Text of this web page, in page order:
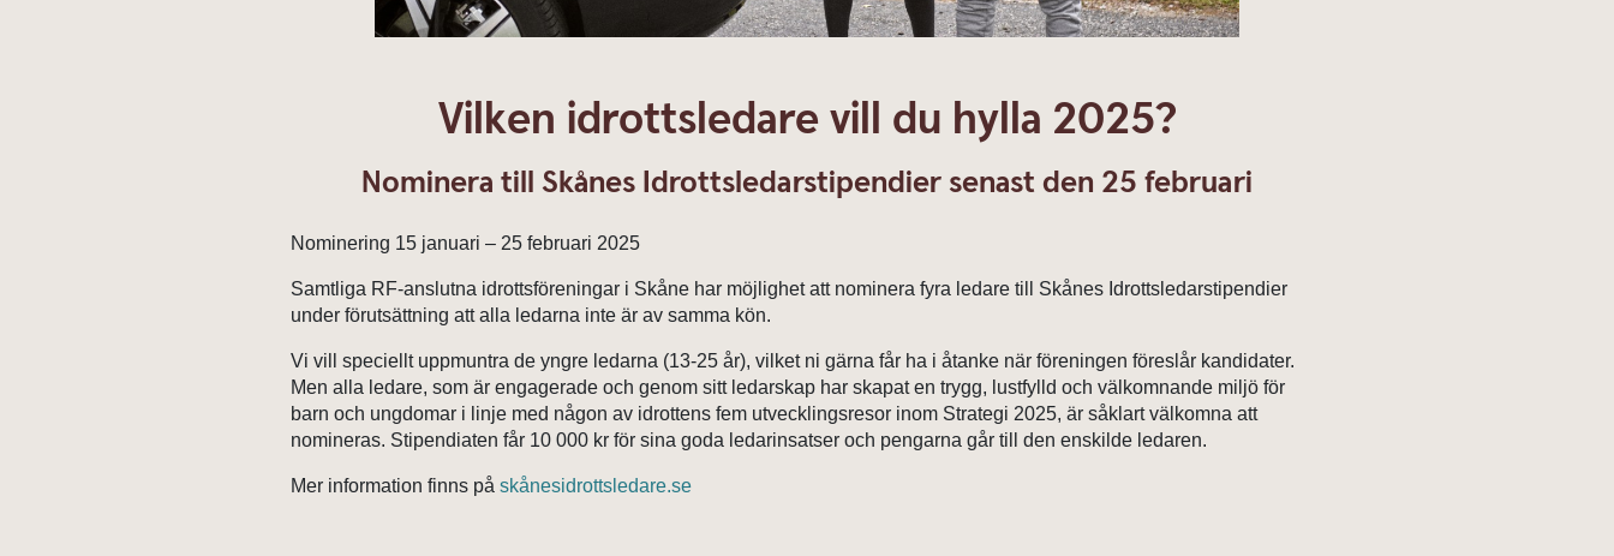
Vilken idrottsledare vill du hylla 2025?
Nominera till Skånes Idrottsledarstipendier senast den 25 februari
Nominering 15 januari – 25 februari 2025
Samtliga RF-anslutna idrottsföreningar i Skåne har möjlighet att nominera fyra ledare till Skånes Idrottsledarstipendier
under förutsättning att alla ledarna inte är av samma kön.
Vi vill speciellt uppmuntra de yngre ledarna (13-25 år), vilket ni gärna får ha i åtanke när föreningen föreslår kandidater.
Men alla ledare, som är engagerade och genom sitt ledarskap har skapat en trygg, lustfylld och välkomnande miljö för
barn och ungdomar i linje med någon av idrottens fem utvecklingsresor inom Strategi 2025, är såklart välkomna att
nomineras. Stipendiaten får 10 000 kr för sina goda ledarinsatser och pengarna går till den enskilde ledaren.
Mer information finns påskånesidrottsledare.se